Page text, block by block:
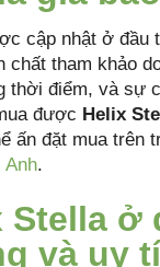
cập nhật ở đầu
chất tham khảo
thời điểm, và sự
được Helix
ấn đặt mua trên
Anh.
Stella ở
và uy